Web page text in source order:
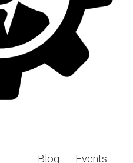
Blog Events